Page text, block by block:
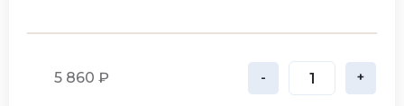
5 860 ₽ - +